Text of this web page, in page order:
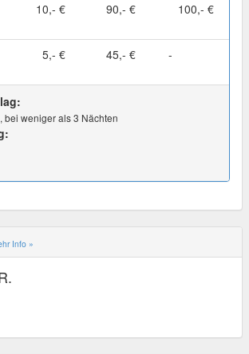
10,- € 90,- € 100,- €
5,- € 45,- € -
bei weniger als 3 Nächten
Info »